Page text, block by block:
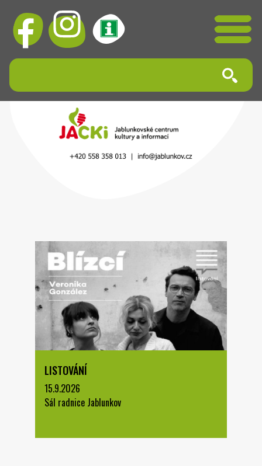
LISTOVÁNÍ
15.9.2026
Sál radnice Jablunkov